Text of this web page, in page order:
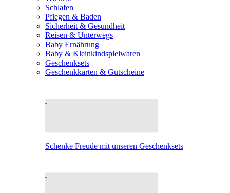
Schlafen
Pflegen & Baden
Sicherheit & Gesundheit
Reisen & Unterwegs
Baby Ernährung
Baby & Kleinkindspielwaren
Geschenksets
Geschenkkarten & Gutscheine
Schenke Freude mit unseren Geschenksets